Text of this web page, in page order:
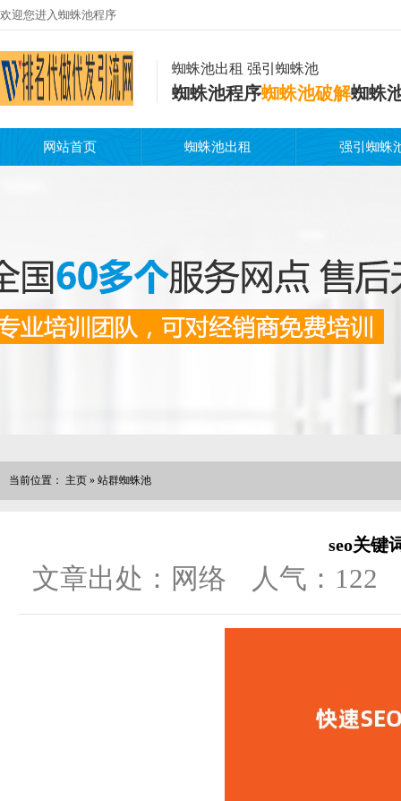
欢迎您进入蜘蛛池程序
蜘蛛池出租 强引蜘蛛池
蜘蛛池程序蜘蛛池破解蜘蛛
网站首页 蜘蛛池出租 强引蜘蛛
当前位置： 主页 » 站群蜘蛛池
seo关键
文章出处：网络 人气： 122